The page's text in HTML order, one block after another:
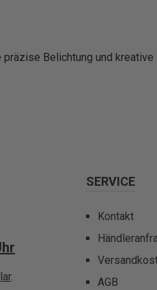
präzise Belichtung und
.
SERVICE
Kontakt
AGB